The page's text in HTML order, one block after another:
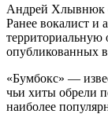
Андрей Хлывнюк
Ранее вокалист и
территориальную
опубликованных
«Бумбокс» —
чьи хиты обрели
наиболее